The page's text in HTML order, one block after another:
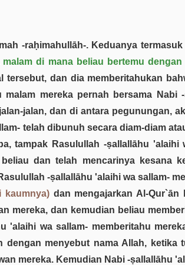
-raḥimahullāh-. Keduanya
di mana beliau bertemu
dan dia memberitahukan
mereka pernah bersama Nabi
jalan, dan di antara pegunungan,
telah dibunuh secara diam-diam
tampak Rasulullah -ṣallallāhu
dan telah mencarinya kesana
-ṣallallāhu 'alaihi wa sallam-
kaumnya)dan mengajarkan Al-Qur`ān
mereka, dan kemudian beliau
'alaihi wa sallam- memberitahu
menyebut nama Allah,
mereka. Kemudian Nabi -ṣallallāhu